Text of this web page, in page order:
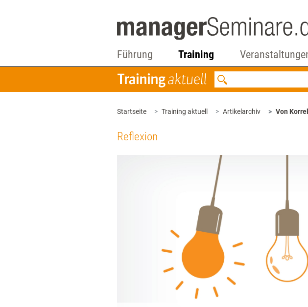
Führung Training
Startseite Training aktuell Artikelarchiv Von
Reflexion